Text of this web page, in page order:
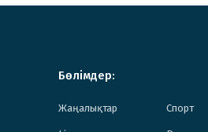
Бөлімдер:
Жаңалықтар Спорт